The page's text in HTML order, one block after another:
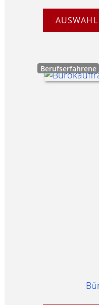
AUSWAHL
Berufserfahrene